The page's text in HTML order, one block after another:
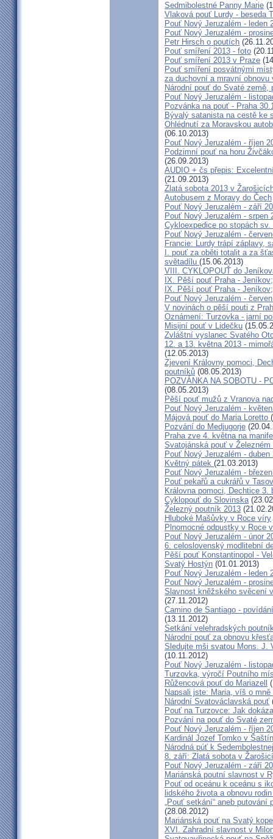
Sedmibolestné Panny Marie
Vlaková pouť Lurdy - beseda
Pouť Nový Jeruzalém - leden
Pouť Nový Jeruzalém -
Petr Hirsch o poutích
Pouť smíření 2013 - foto
Pouť smíření 2013 v Praze
Pouť smíření posvátnými
za duchovní a mravní obnovu
Národní pouť do Svaté země,
Pouť Nový Jeruzalém -
Pozvánka na pouť - Praha
Bývalý satanista na cestě ke
Ohlédnutí za Moravskou
(06.10.2013)
Pouť Nový Jeruzalém - říjen
Podzimní pouť na horu
(26.09.2013)
AUDIO + čs přepis:
(21.09.2013)
Zlatá sobota 2013 v
Autobusem z Moravy do Čech
Pouť Nový Jeruzalém - září
Pouť Nový Jeruzalém - srpen
Cykloexpedice po stopách
Pouť Nový Jeruzalém -
Francie: Lurdy trápí záplavy,
I. pouť za oběti totalit a za
světadílu (15.06.2013)
VIII. CYKLOPOUŤ do
IX. Pěší pouť Praha -
IX. Pěší pouť Praha -
Pouť Nový Jeruzalém -
V novinách o pěší pouti z
Oznámení: Turzovka - jarní
Misijní pouť v Lidečku
Zvláštní vyslanec Svatého
12. a 13. května 2013 -
(12.05.2013)
Zjevení Královny pomoci,
poutníků (08.05.2013)
POZVÁNKA NA SOBOTU -
(08.05.2013)
Pěší pouť mužů z Vranova
Pouť Nový Jeruzalém -
Májová pouť do Maria Loretto
Pozvání do Medjugorje
Praha zve 4. května na
Svatojánská pouť v Železném
Pouť Nový Jeruzalém - duben
Květný pátek (21.03.2013)
Pouť Nový Jeruzalém -
Pouť pekařů a cukrářů v
Královna pomoci, Dechtice
Cyklopouť do Slovinska
Železný poutník 2013
Hluboké Mašůvky v Roce víry
Plnomocné odpustky v Roce
Pouť Nový Jeruzalém - únor
6. celoslovenský modlitební
Pěší pouť Konstantinopol -
Svatý Hostýn (01.01.2013)
Pouť Nový Jeruzalém - leden
Pouť Nový Jeruzalém -
Slavnost kněžského svěcení
(27.11.2012)
Camino de Santiago -
(13.11.2012)
Setkání velehradských
Národní pouť za obnovu
Sledujte mši svatou Mons. J.
(10.11.2012)
Pouť Nový Jeruzalém -
Turzovka, výročí Poutního
Růžencová pouť do Mariazell
Napsali jste: Maria, víš o mně
Národní Svatováclavská pouť
Pouť na Turzovce: Jak
Pozvání na pouť do Svaté
Pouť Nový Jeruzalém - říjen
Kardinál Jozef Tomko v
Národná púť k
8. září: Zlatá sobota v
Pouť Nový Jeruzalém - září
Mariánská poutní slavnost v
Pouť od oceánu k oceánu s
lidského života a obnovu
„Pouť setkání“ aneb putování
(28.08.2012)
Mariánská pouť na Svatý
XVI. Zahradní slavnost v